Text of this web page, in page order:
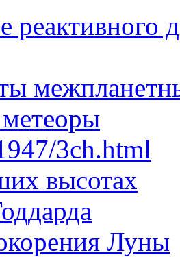
реактивного
3ch.html
высотах
Луны